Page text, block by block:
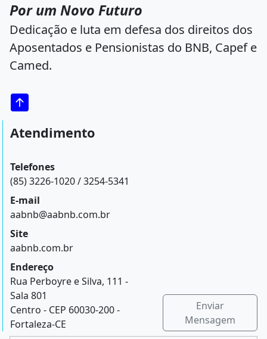
Por um Novo Futuro
Dedicação e luta em defesa dos direitos dos
Aposentados e Pensionistas do BNB, Capef e
Camed.
Atendimento
Telefones
(85) 3226-1020 / 3254-5341
E-mail
aabnb@aabnb.com.br
Site
aabnb.com.br
Endereço
Rua Perboyre e Silva, 111 -
Sala 801
Centro - CEP 60030-200 -
Fortaleza-CE
Enviar
Mensagem